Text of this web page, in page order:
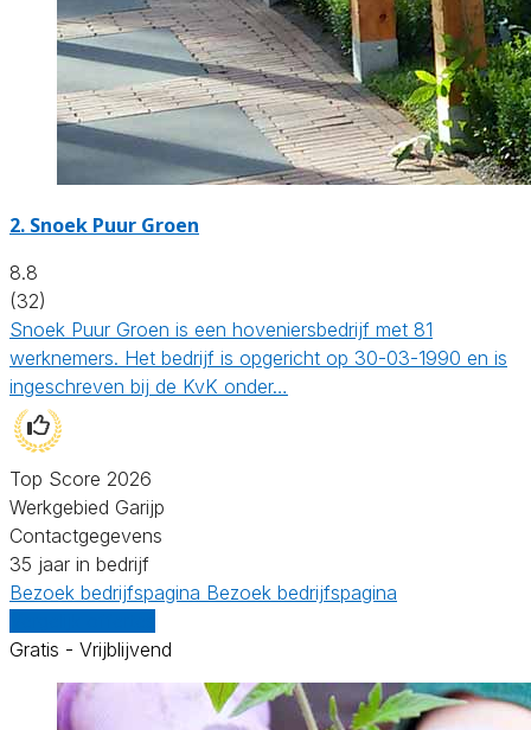
2. Snoek Puur Groen
8.8
(32)
Snoek Puur Groen is een hoveniersbedrijf met 81
werknemers. Het bedrijf is opgericht op 30-03-1990 en is
ingeschreven bij de KvK onder…
Top Score 2026
Werkgebied Garijp
Contactgegevens
35 jaar in bedrijf
Bezoek bedrijfspagina Bezoek bedrijfspagina
Gratis - Vrijblijvend